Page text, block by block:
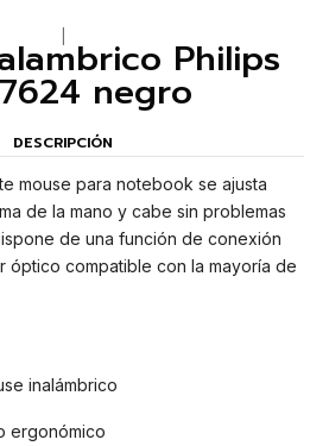
Philips
negro
DESCRIPCIÓN
mouse para notebook se ajusta
de la mano y cabe sin problemas
de una función de conexión
óptico compatible con la mayoría de
inalámbrico
ergonómico